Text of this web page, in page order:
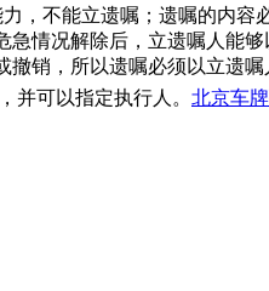
，不能立遗嘱；遗嘱的内
情况解除后，立遗嘱人能
销，所以遗嘱必须以立遗嘱
并可以指定执行人。 北京车